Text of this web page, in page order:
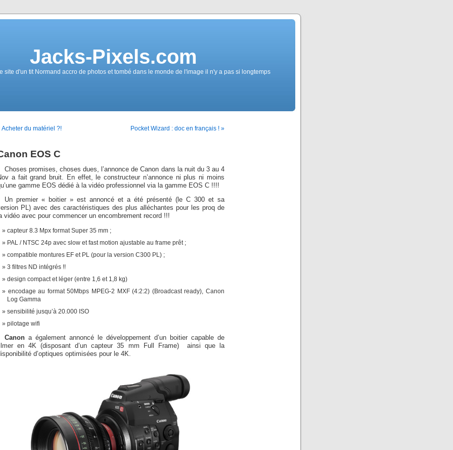
Jacks-Pixels.com
site d'un tit Normand accro de photos et tombé dans le monde de l'image il n'y a pas si longtemps
Acheter du matériel ?! Pocket Wizard : doc en français ! »
EOS C
Choses promises, choses dues, l’annonce de Canon dans la nuit du 3 au 4
a fait grand bruit. En effet, le constructeur n’annonce ni plus ni moins
gamme EOS dédié à la vidéo professionnel via la gamme EOS C !!!!
Un premier « boitier » est annoncé et a été présenté (le C 300 et sa
PL) avec des caractéristiques des plus alléchantes pour les proq de
vidéo avec pour commencer un encombrement record !!!
capteur 8.3 Mpx format Super 35 mm ;
PAL / NTSC 24p avec slow et fast motion ajustable au frame prêt ;
compatible montures EF et PL (pour la version C300 PL) ;
3 filtres ND intégrés !!
design compact et léger (entre 1,6 et 1,8 kg)
encodage au format 50Mbps MPEG-2 MXF (4:2:2) (Broadcast ready), Canon
Log Gamma
sensibilité jusqu’à 20.000 ISO
pilotage wifi
Canon a également annoncé le développement d’un boitier capable de
en 4K (disposant d’un capteur 35 mm Full Frame) ainsi que la
d’optiques optimisées pour le 4K.